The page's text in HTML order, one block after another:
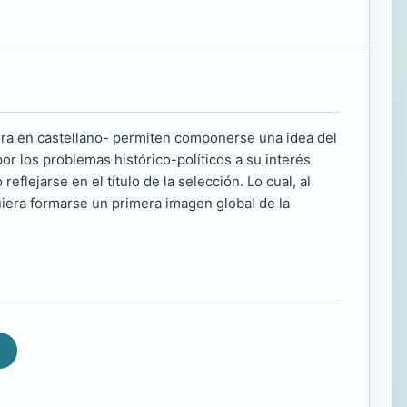
en castellano- permiten componerse una idea del
los problemas histórico-políticos a su interés
en el título de la selección. Lo cual, al
formarse un primera imagen global de la